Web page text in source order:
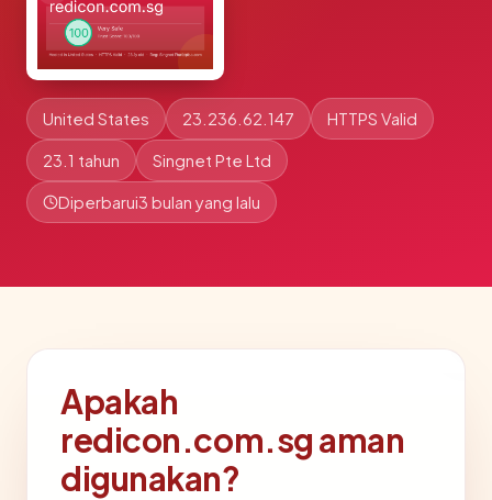
United States 23.236.62.147 HTTPS Valid
23.1 tahun Singnet Pte Ltd
Diperbarui3 bulan yang lalu
Apakah
redicon.com.sg aman
digunakan?